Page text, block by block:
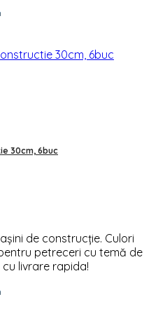
30cm, 6buc
de construcție. Culori
petreceri cu temă de
livrare rapida!